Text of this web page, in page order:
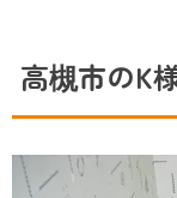
高槻市のK